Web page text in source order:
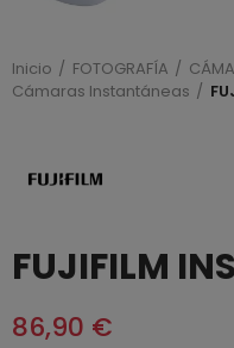
Inicio FOTOGRAFÍA
Cámaras Instantáneas
FUJIFILM
86,90 €